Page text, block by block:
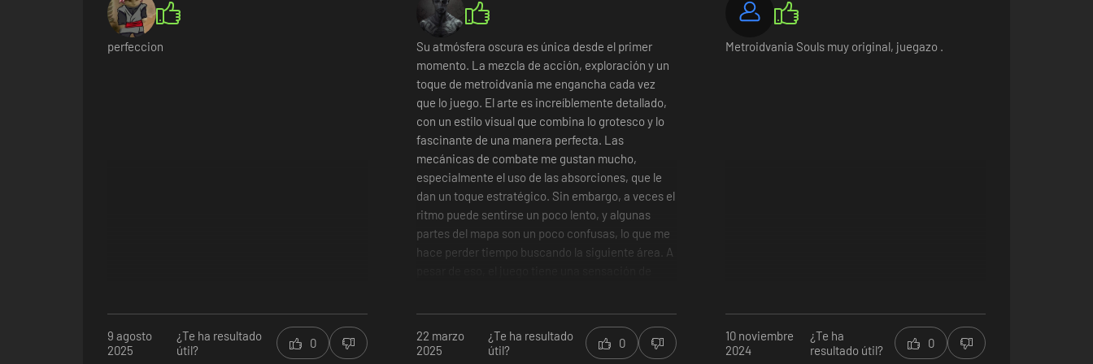
Da caza a desafiantes monstruos y absórbelos para mejorar tus habilidades y personalizar de verdad tu estilo de juego.
perfeccion
9 agosto
2025
¿Te ha resultado
útil?
0
Su atmósfera oscura es única desde el primer
momento. La mezcla de acción, exploración y un
toque de metroidvania me engancha cada vez
que lo juego. El arte es increíblemente detallado,
con un estilo visual que combina lo grotesco y lo
fascinante de una manera perfecta. Las
mecánicas de combate me gustan mucho,
especialmente el uso de las absorciones, que le
dan un toque estratégico. Sin embargo, a veces el
ritmo puede sentirse un poco lento, y algunas
partes del mapa son un poco confusas, lo que me
hace perder tiempo buscando la siguiente área. A
Estilo visual único y fascinante.
Combate desafiante y mecánicas de absorción
interesantes.
22 marzo
2025
¿Te ha resultado
útil?
0
Metroidvania Souls muy original, juegazo .
10 noviembre
2024
¿Te ha
resultado útil?
0